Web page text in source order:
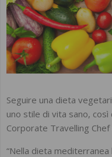
Seguire una dieta
uno stile di vita sano,
Corporate Travelling Chef
“Nella dieta